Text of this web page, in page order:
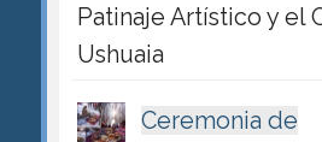
Patinaje Artístico y el
Ushuaia
Ceremonia de